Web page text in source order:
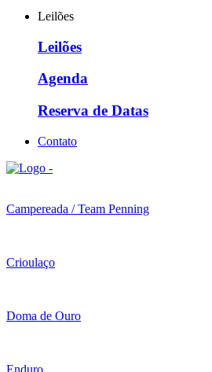
Leilões
Leilões
Agenda
Reserva de Datas
Contato
Campereada / Team Penning
Crioulaço
Doma de Ouro
Enduro